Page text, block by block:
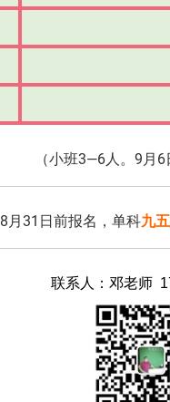
（小班3—6人。9月6
8月31日前报名，单科九
联系人：邓老师